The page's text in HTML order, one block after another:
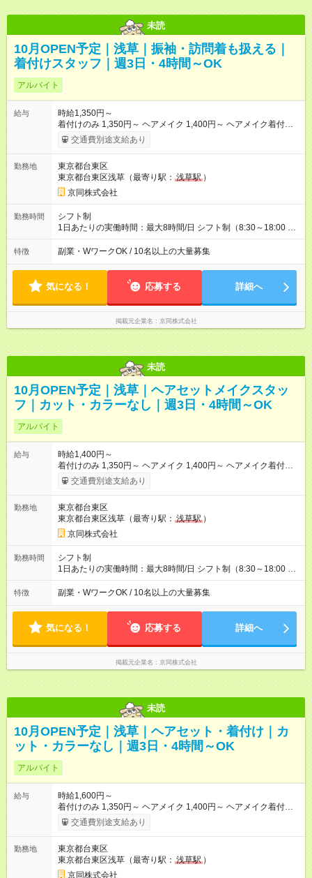
未読
10月OPEN予定｜浅草｜振袖・訪問着も扱える｜
着付けスタッフ｜週3日・4時間～OK
アルバイト
給与
時給1,350円～
着付けのみ 1,350円～ ヘアメイク 1,400円～ ヘアメイク着付
け 1,600円～ ◇スキルによって時給が異なります ◇入社後、ス
キルアップしたら、翌月すぐに昇給！ ◇繁忙期手当・お正月手
り 試用期間の長さ：3ヶ月 雇用形態、給与は本採用時と同じで
す。 【試用期間】試用期間あり 試用期間の長さ：3ヶ月 雇用形
態、給与は本採用時と同じです。
交通費別途支給あり
勤務地
東京都台東区
東京都台東区浅草（最寄り駅： 浅草駅 ）
京同株式会社
勤務時間
シフト制
1日あたりの実働時間：最大8時間/日 シフト制（8:30～18:00 予
定） 【勤務例】 ・9:00～18:00 ・9:00～15:00 ※上記以外の時
間帯も相談可能です。 ※午前中のみもOK
特徴 副業・WワークOK / 10名以上の大量募集
気になる！ 応募する 詳細へ
掲載元企業名 京同株式会社
未読
10月OPEN予定｜浅草｜ヘアセットメイクスタッ
フ｜カット・カラーなし｜週3日・4時間～OK
アルバイト
給与
時給1,400円～
着付けのみ 1,350円～ ヘアメイク 1,400円～ ヘアメイク着付
け 1,600円～ ◇スキルによって時給が異なります ◇入社後、ス
キルアップしたら、翌月すぐに昇給！ ◇繁忙期手当・お正月手
り 試用期間の長さ：3ヶ月 雇用形態、給与は本採用時と同じで
す。 【試用期間】試用期間あり 試用期間の長さ：3ヶ月 雇用形
態、給与は本採用時と同じです。
交通費別途支給あり
勤務地
東京都台東区
東京都台東区浅草（最寄り駅： 浅草駅 ）
京同株式会社
勤務時間
シフト制
1日あたりの実働時間：最大8時間/日 シフト制（8:30～18:00 予
定） 【勤務例】 ・9:00～18:00 ・9:00～15:00 ※上記以外の時
間帯も相談可能です。 ※午前中のみもOK
特徴 副業・WワークOK / 10名以上の大量募集
気になる！ 応募する 詳細へ
掲載元企業名 京同株式会社
未読
10月OPEN予定｜浅草｜ヘアセット・着付け｜カ
ット・カラーなし｜週3日・4時間～OK
アルバイト
給与
時給1,600円～
着付けのみ 1,350円～ ヘアメイク 1,400円～ ヘアメイク着付
け 1,600円～ ◇スキルによって時給が異なります ◇入社後、ス
キルアップしたら、翌月すぐに昇給！ ◇繁忙期手当・お正月手
り 試用期間の長さ：3ヶ月 雇用形態、給与は本採用時と同じで
す。 【試用期間】試用期間あり 試用期間の長さ：3ヶ月 雇用形
態、給与は本採用時と同じです。
交通費別途支給あり
勤務地
東京都台東区
東京都台東区浅草（最寄り駅： 浅草駅 ）
京同株式会社